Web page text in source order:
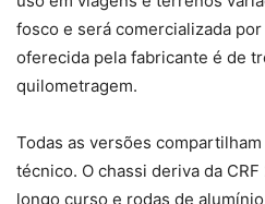
fosco e será comercializada
oferecida pela fabricante é de
quilometragem.
Todas as versões
técnico. O chassi deriva da
longo curso e rodas de